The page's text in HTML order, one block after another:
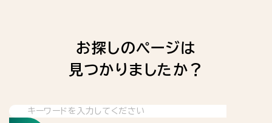
お探しのページは
見つかりましたか？